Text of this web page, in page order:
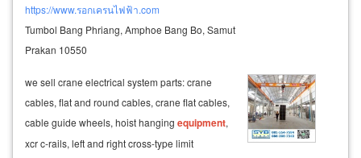
https://www.รอกเครนไฟฟ้า.com
Tumbol Bang Phriang, Amphoe Bang Bo, Samut
Prakan 10550
we sell crane electrical system parts: crane
cables, flat and round cables, crane flat cables,
cable guide wheels, hoist hanging equipment,
xcr c-rails, left and right cross-type limit